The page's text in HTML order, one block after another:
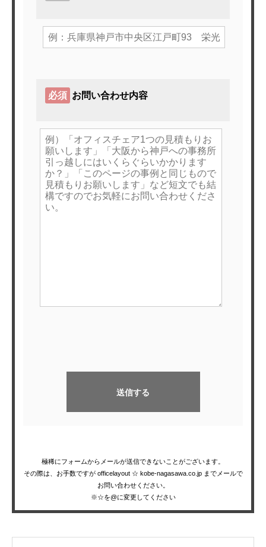
必須 お問い合わせ内容
極稀にフォームからメールが送信できないことがございます。
その際は、お手数ですが officelayout ☆ kobe-nagasawa.co.jp までメールで
お問い合わせください。
※☆を@に変更してください